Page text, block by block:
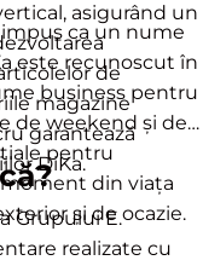
asigurând un
de
magazine
garantează
DiKa.
ca un nume
este recunoscut în
business pentru
de weekend și de
pentru
din viața
și de ocazie.
E.
realizate cu